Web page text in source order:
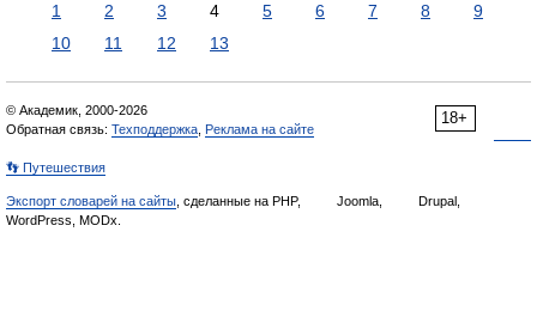
1 2 3 4 5 6 7 8
9
10
11 12 13
18+
© Академик, 2000-2026
Обратная связь: Техподдержка Реклама на сайте
👣 Путешествия
Экспорт словарей на сайты , сделанные на PHP, Joomla,
Drupal,
WordPress, MODx.